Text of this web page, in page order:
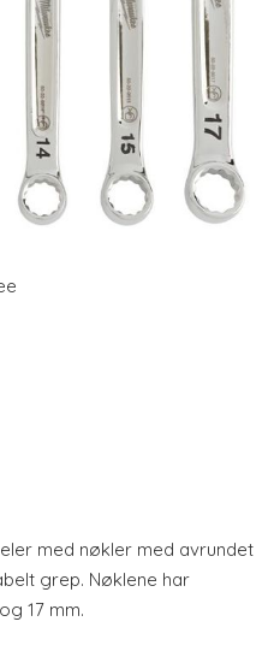
med nøkler med avrundet
grep. Nøklene har
17 mm.